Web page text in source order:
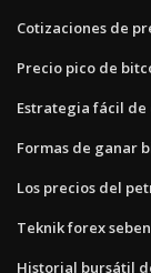
Cotizaciones de
Precio pico de
Estrategia fácil
Formas de ganar
Los precios del
Teknik forex
Historial bursátil